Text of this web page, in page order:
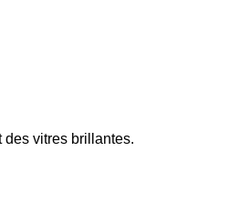
vitres brillantes.